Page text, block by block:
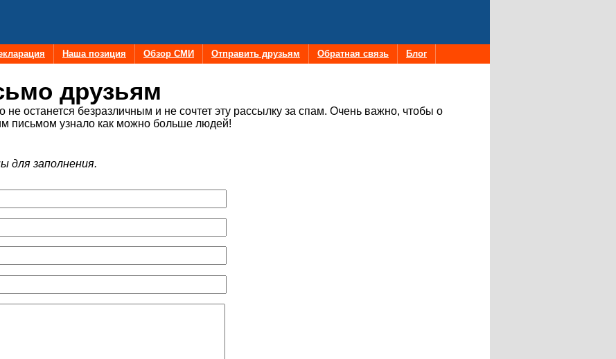
Наша позиция Обзор СМИ Отправить друзьям Обратная связь Блог
друзьям
не останется безразличным и не сочтет эту рассылку за спам. Очень важно, чтобы о
письмом узнало как можно больше людей!
для заполнения.